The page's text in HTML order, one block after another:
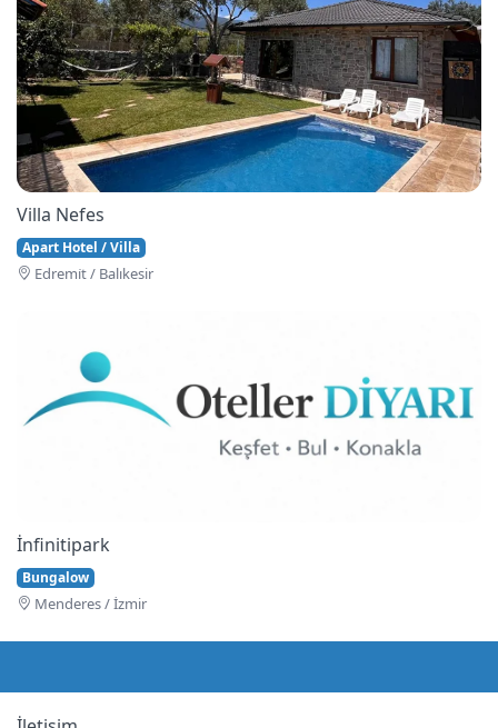
Villa Nefes
Apart Hotel / Villa
Edremi̇t / Balıkesir
İnfinitipark
Bungalow
Menderes / İzmir